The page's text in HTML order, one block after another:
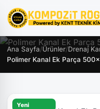
Ana Sayfa/Ürünler/Drenaj
Polimer Kanal Ek Parça
Yeni